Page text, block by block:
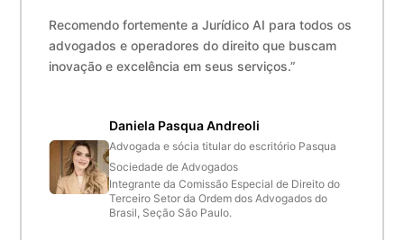
Recomendo fortemente a Jurídico AI para todos os
advogados e operadores do direito que buscam
inovação e excelência em seus serviços.”
Daniela Pasqua Andreoli
Advogada e sócia titular do escritório Pasqua
Sociedade de Advogados
Integrante da Comissão Especial de Direito do
Terceiro Setor da Ordem dos Advogados do
Brasil, Seção São Paulo.